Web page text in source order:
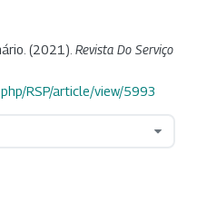
(2021). Revista Do Serviço
RSP/article/view/5993